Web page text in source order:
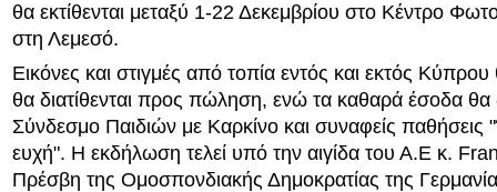
θα εκτίθενται μεταξύ 1-22 Δεκεμβρίου στο Κέντρο
στη Λεμεσό.
Εικόνες και στιγμές από τοπία εντός και εκτός Κύπρου
θα διατίθενται προς πώληση, ενώ τα καθαρά έσοδα θα
Σύνδεσμο Παιδιών με Καρκίνο και συναφείς παθήσεις
ευχή". Η εκδήλωση τελεί υπό την αιγίδα του Α.Ε κ.
Πρέσβη της Ομοσπονδιακής Δημοκρατίας της